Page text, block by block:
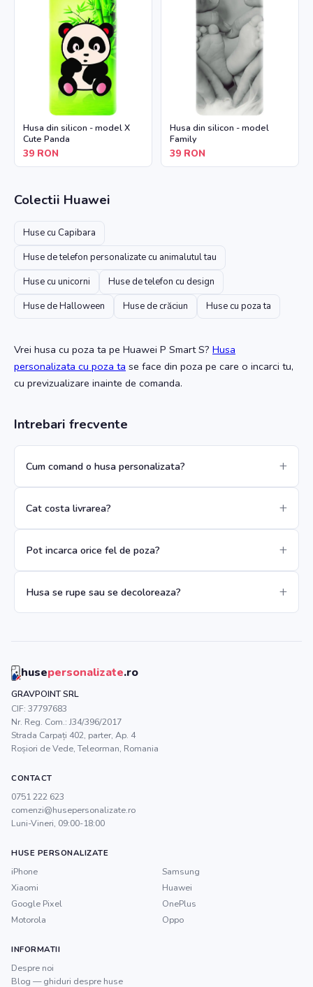
Husa din silicon - model X
Cute Panda
39 RON
Husa din silicon - model
Family
39 RON
Colectii Huawei
Huse cu Capibara
Huse de telefon personalizate cu animalutul tau
Huse cu unicorni
Huse de telefon cu design
Huse de Halloween
Huse de crăciun Huse cu poza ta
Vrei husa cu poza ta pe Huawei P Smart S? Husa
personalizata cu poza ta se face din poza pe care o incarci tu,
cu previzualizare inainte de comanda.
Intrebari frecvente
Cum comand o husa personalizata?
Cat costa livrarea?
Pot incarca orice fel de poza?
Husa se rupe sau se decoloreaza?
husepersonalizate.ro
GRAVPOINT SRL
CIF: 37797683
Nr. Reg. Com.: J34/396/2017
Strada Carpați 402, parter, Ap. 4
Roșiori de Vede,Teleorman, Romania
CONTACT
0751 222 623
comenzi@husepersonalizate.ro
Luni-Vineri, 09:00-18:00
HUSE PERSONALIZATE
iPhone
Samsung
Xiaomi
Huawei
Google Pixel
OnePlus
Motorola
Oppo
INFORMATII
Despre noi
Blog — ghiduri despre huse